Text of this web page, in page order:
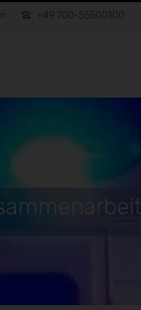
+49 700-55500100